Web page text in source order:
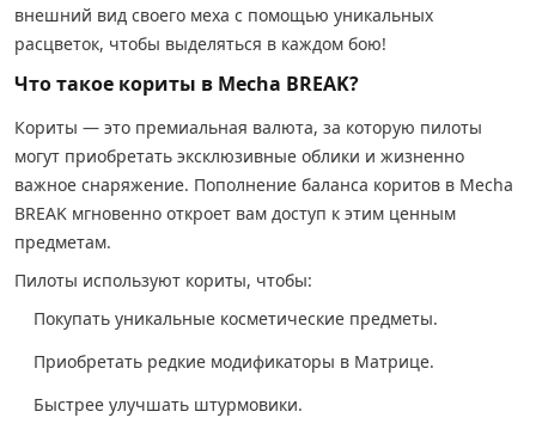
внешний вид своего меха с помощью уникальных
расцветок, чтобы выделяться в каждом бою!
Что такое кориты в Mecha BREAK?
Кориты — это премиальная валюта, за которую пилоты
могут приобретать эксклюзивные облики и жизненно
важное снаряжение. Пополнение баланса коритов в Mecha
BREAK мгновенно откроет вам доступ к этим ценным
предметам.
Пилоты используют кориты, чтобы:
Покупать уникальные косметические предметы.
Приобретать редкие модификаторы в Матрице.
Быстрее улучшать штурмовики.